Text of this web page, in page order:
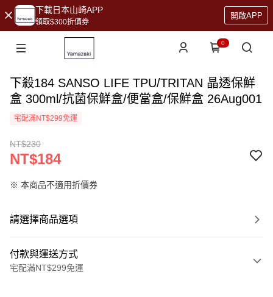
下載日本山崎APP
領取$300折價券
開啟APP
0
下殺184 SANSO LIFE TPU/TRITAN 晶透保鮮
盒 300ml/抗菌保鮮盒/便當盒/保鮮盒 26Aug001
宅配滿NT$299免運
NT$230
NT$184
※ 本商品不適用折價券
請選擇商品選項
付款與運送方式
宅配滿NT$299免運